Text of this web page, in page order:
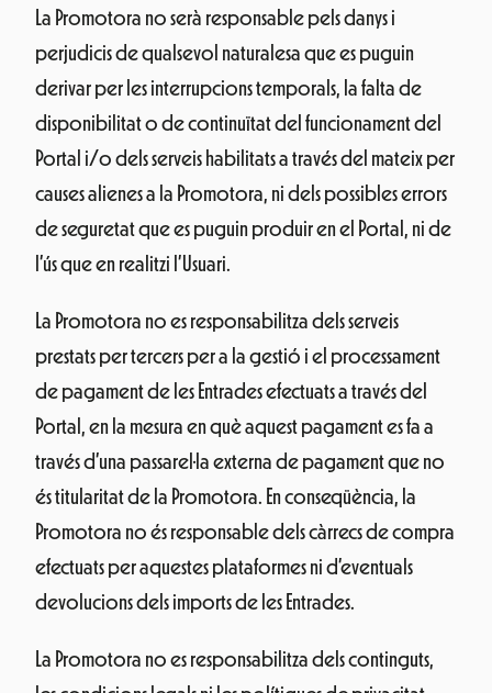
La Promotora no serà responsable pels danys i
perjudicis de qualsevol naturalesa que es puguin
derivar per les interrupcions temporals, la falta de
disponibilitat o de continuïtat del funcionament del
Portal i/o dels serveis habilitats a través del mateix per
causes alienes a la Promotora, ni dels possibles errors
de seguretat que es puguin produir en el Portal, ni de
l’ús que en realitzi l’Usuari.
La Promotora no es responsabilitza dels serveis
prestats per tercers per a la gestió i el processament
de pagament de les Entrades efectuats a través del
Portal, en la mesura en què aquest pagament es fa a
través d’una passarel·la externa de pagament que no
és titularitat de la Promotora. En conseqüència, la
Promotora no és responsable dels càrrecs de compra
efectuats per aquestes plataformes ni d’eventuals
devolucions dels imports de les Entrades.
La Promotora no es responsabilitza dels continguts,